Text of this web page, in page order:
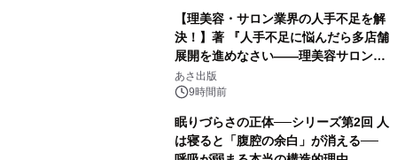
【理美容・サロン業界の人手不足を解
決！】著 『人手不足に悩んだら多店舗
展開を進めなさい――理美容サロン
「多店舗展開」の教科書』2026年8月
24日（月）発売
あさ出版
9時間前
眠りづらさの正体──シリーズ第2回 人
は寝ると「腹腔の余白」が消える──